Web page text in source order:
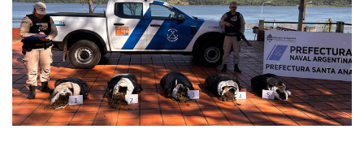
más
de
31
kilos
de
droga